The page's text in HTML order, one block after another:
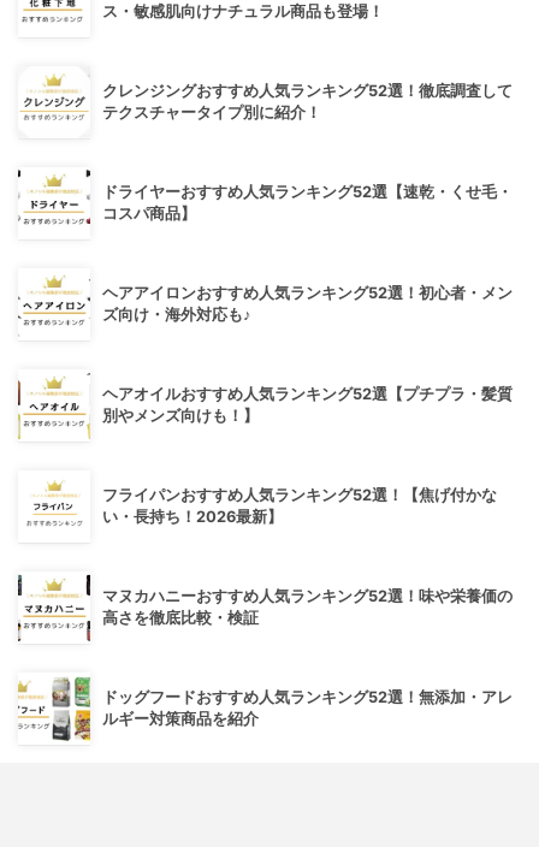
ス・敏感肌向けナチュラル商品も登場！
クレンジングおすすめ人気ランキング52選！徹底調査して
テクスチャータイプ別に紹介！
ドライヤーおすすめ人気ランキング52選【速乾・くせ毛・
コスパ商品】
ヘアアイロンおすすめ人気ランキング52選！初心者・メン
ズ向け・海外対応も♪
ヘアオイルおすすめ人気ランキング52選【プチプラ・髪質
別やメンズ向けも！】
フライパンおすすめ人気ランキング52選！【焦げ付かな
い・長持ち！2026最新】
マヌカハニーおすすめ人気ランキング52選！味や栄養価の
高さを徹底比較・検証
ドッグフードおすすめ人気ランキング52選！無添加・アレ
ルギー対策商品を紹介